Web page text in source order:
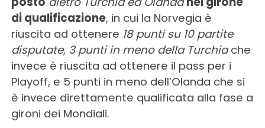
di qualificazione, in cui la Norvegia è
riuscita ad ottenere 18 punti su 10 partite
disputate, 3 punti in meno della Turchiache
invece è riuscita ad ottenere il pass per i
Playoff, e 5 punti in meno dell’Olanda che si
è invece direttamente qualificata alla fase a
gironi dei Mondiali.